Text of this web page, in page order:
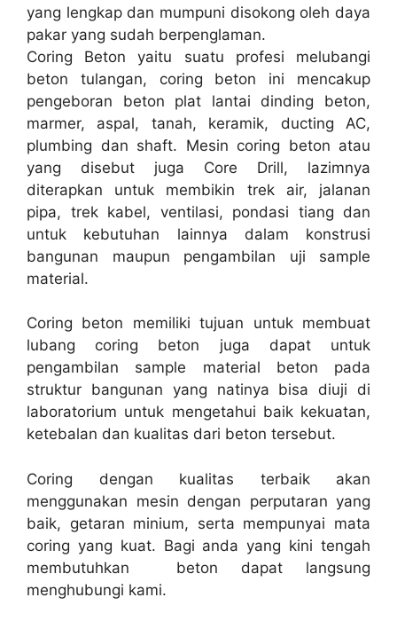
yang lengkap dan mumpuni disokong oleh daya
pakar yang sudah berpenglaman.
Coring Beton yaitu suatu profesi melubangi
beton tulangan, coring beton ini mencakup
pengeboran beton plat lantai dinding beton,
marmer, aspal, tanah, keramik, ducting AC,
plumbing dan shaft. Mesin coring beton atau
yang disebut juga Core Drill, lazimnya
diterapkan untuk membikin trek air, jalanan
pipa, trek kabel, ventilasi, pondasi tiang dan
untuk kebutuhan lainnya dalam konstrusi
bangunan maupun pengambilan uji sample
material.
Coring beton memiliki tujuan untuk membuat
lubang coring beton juga dapat untuk
pengambilan sample material beton pada
struktur bangunan yang natinya bisa diuji di
laboratorium untuk mengetahui baik kekuatan,
ketebalan dan kualitas dari beton tersebut.
Coring dengan kualitas terbaik akan
menggunakan mesin dengan perputaran yang
baik, getaran minium, serta mempunyai mata
coring yang kuat. Bagi anda yang kini tengah
membutuhkan beton dapat langsung
menghubungi kami.